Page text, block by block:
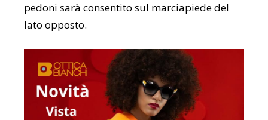
pedoni sarà consentito sul marciapiede del
lato opposto.